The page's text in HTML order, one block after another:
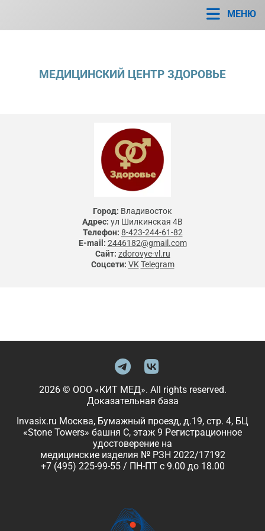
МЕНЮ
МЕДИЦИНСКИЙ ЦЕНТР ЗДОРОВЬЕ
Город: Владивосток
Адрес: ул Шилкинская 4В
Телефон: 8-423-244-61-82
E-mail: 2446182@gmail.com
Сайт: zdorovye-vl.ru
Соцсети: VK Telegram
2026 © ООО «КИТ МЕД». All rights reserved.
Доказательная база
Invasix.ru Москва, Бумажный проезд, д.19, стр. 4, БЦ
«Stone Towers» башня C, этаж 9 Регистрационное
удостоверение на
медицинские изделия № РЗН 2022/17192
+7 (495) 225-99-55 / ПН-ПТ с 9.00 до 18.00